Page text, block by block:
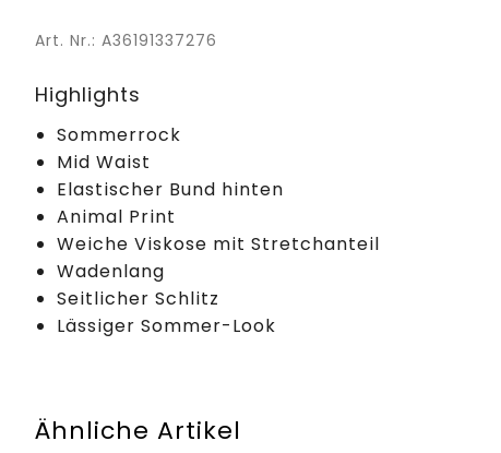
Art. Nr.: A36191337276
Highlights
Sommerrock
Mid Waist
Elastischer Bund hinten
Animal Print
Weiche Viskose mit Stretchanteil
Wadenlang
Seitlicher Schlitz
Lässiger Sommer-Look
Ähnliche Artikel